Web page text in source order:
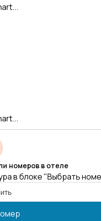
номеров в отеле
в блоке "Выбрать